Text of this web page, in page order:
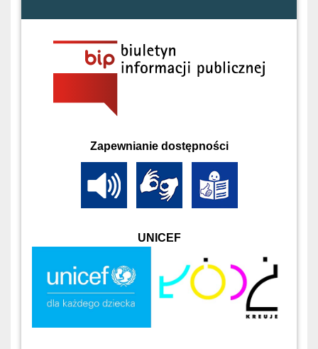
Zapewnianie dostępności
UNICEF